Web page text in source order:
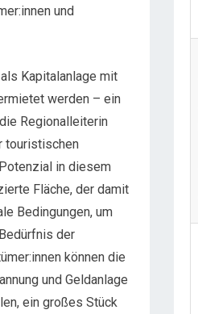
und
Kapitalanlage mit
werden – ein
Regionalleiterin
touristischen
in diesem
Fläche, der damit
Bedingungen, um
der
können die
und Geldanlage
ein großes Stück